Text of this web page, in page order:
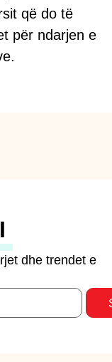
që do të
për ndarjen e
dhe trendet e